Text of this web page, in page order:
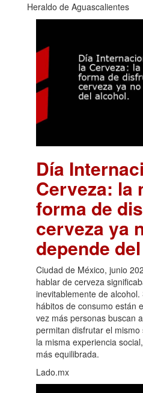
Heraldo de Aguascalientes
Día
Cerveza: la
forma de
cerveza ya
depende
Ciudad de México, junio
hablar de cerveza
inevitablemente de
hábitos de consumo están
vez más personas buscan
permitan disfrutar el
la misma experiencia
más equilibrada.
Lado.mx